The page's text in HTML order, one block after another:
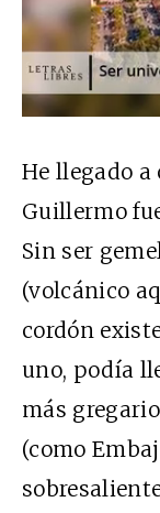
He llegado a
Guillermo
Sin ser
(volcánico
cordón
uno, podía
más
(como